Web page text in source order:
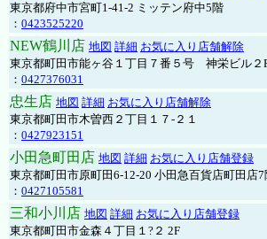
東京都府中市宮町1-41-2 ミッテン府中5階
： 0423525220
NEW鶴川店 地図 詳細 お気に入り店舗解除
東京都町田市能ヶ谷１丁目７番５号 神栄ビル２
： 0427376031
忠生店 地図 詳細 お気に入り店舗解除
東京都町田市木曽西２丁目１７-２１
： 0427923151
小田急町田店 地図 詳細 お気に入り店舗登録
東京都町田市原町田6-12-20 小田急百貨店町田店7
： 0427105581
三和小川店 地図 詳細 お気に入り店舗登録
東京都町田市金森４丁目１?２ 2F